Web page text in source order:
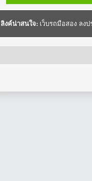
ลิงค์น่าสนใจ: เว็บรถมือสอง ลง